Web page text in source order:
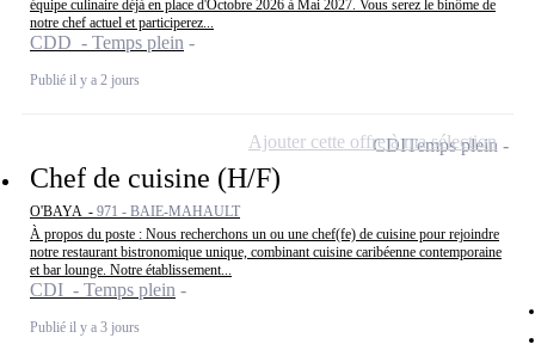
équipe culinaire déjà en place d'Octobre 2026 à Mai 2027. Vous serez le binôme de
notre chef actuel et participerez...
CDD - Temps plein
Publié il y a 2 jours
Chef de cuisine (H/F)
O'BAYA - 971 - BAIE-MAHAULT
À propos du poste : Nous recherchons un ou une chef(fe) de cuisine pour rejoindre
notre restaurant bistronomique unique, combinant cuisine caribéenne contemporaine
et bar lounge. Notre établissement...
CDI - Temps plein
Publié il y a 3 jours
CDITemps plein
Ajouter cette offre à ma sélection